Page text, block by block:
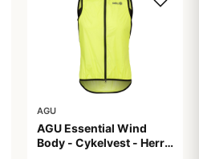
AGU
AGU Essential Wind
Body - Cykelvest - Herre